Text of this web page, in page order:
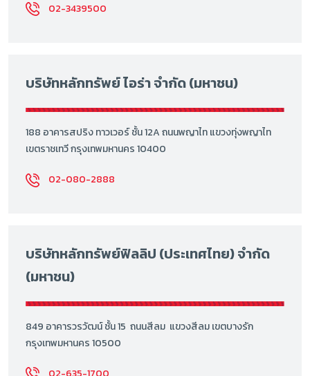
02-3439500
บริษัทหลักทรัพย์ ไอร่า จำกัด (มหาชน)
188 อาคารสปริง ทาวเวอร์ ชั้น 12A ถนนพญาไท แขวงทุ่งพญาไท
เขตราชเทวี กรุงเทพมหานคร 10400
02-080-2888
บริษัทหลักทรัพย์ฟิลลิป (ประเทศไทย) จำกัด
(มหาชน)
849 อาคารวรวัฒน์ ชั้น 15 ถนนสีลม แขวงสีลม เขตบางรัก
กรุงเทพมหานคร 10500